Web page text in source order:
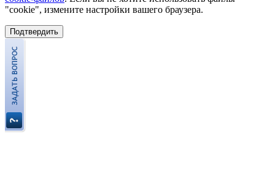
"cookie", измените настройки вашего браузера.
Подтвердить